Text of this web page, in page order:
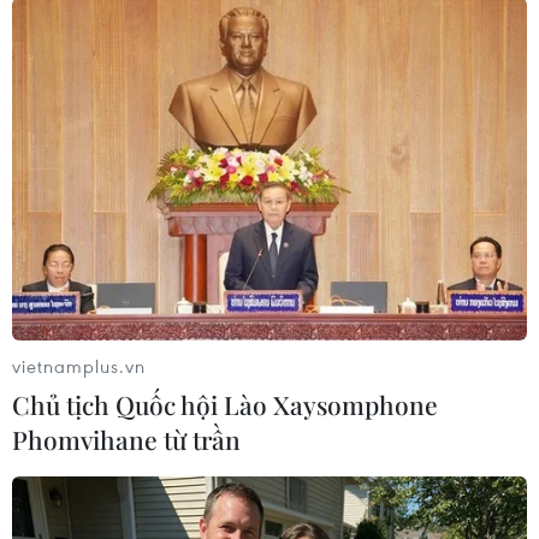
AstraZeneca vì không giao hàng triệu liều
vaccine theo đúng hợp đồng./.
(TTXVN/Vietnam+)
vietnamplus.vn
Chủ tịch Quốc hội Lào Xaysomphone
Phomvihane từ trần